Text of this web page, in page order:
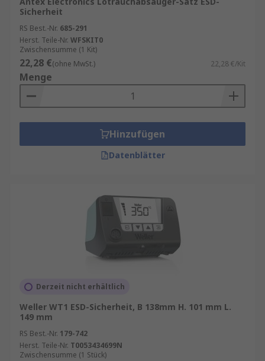
Sicherheit
RS Best.-Nr. 685-291
Herst. Teile-Nr. WFSKIT0
Zwischensumme (1 Kit)
22,28 €(ohne MwSt.) 22,28 €/Kit
Menge
Hinzufügen
Datenblätter
Derzeit nicht erhältlich
Weller WT1 ESD-Sicherheit, B 138mm H. 101 mm L.
149 mm
RS Best.-Nr. 179-742
Herst. Teile-Nr. T0053434699N
Zwischensumme (1 Stück)